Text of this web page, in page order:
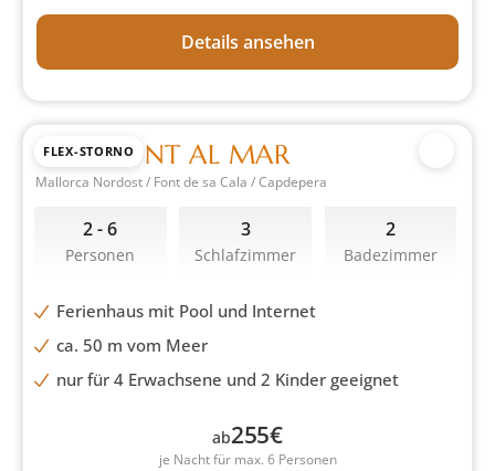
Details ansehen
FLEX-STORNO
CASA FONT AL MAR
Mallorca Nordost / Font de sa Cala / Capdepera
2 - 6
Personen
3
Schlafzimmer
2
Badezimmer
Ferienhaus mit Pool und Internet
ca. 50 m vom Meer
nur für 4 Erwachsene und 2 Kinder geeignet
ab255€
je Nacht für max. 6 Personen